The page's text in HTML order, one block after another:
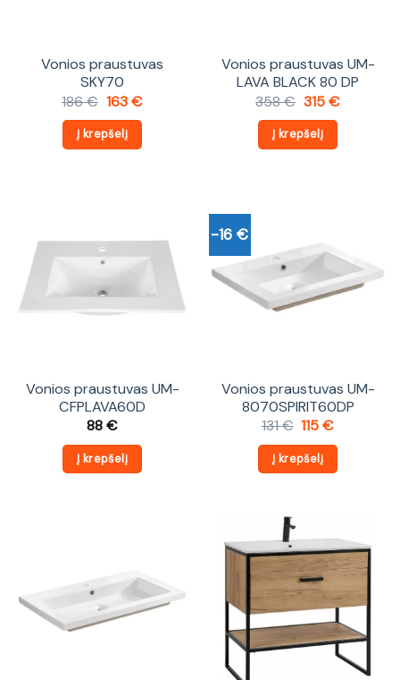
Vonios praustuvas
SKY70
186€ Original
was:
186 €.
163€Current
is:
163 €.
Į krepšelį
Vonios praustuvas UM-
LAVA BLACK 80 DP
358€ Original
was:
358 €.
315€Current
Į krepšelį
Vonios praustuvas UM-
CFPLAVA60D
88€
Į krepšelį
-16 €
Vonios praustuvas UM-
8070SPIRIT60DP
131€ Original
was:
131 €.
115€Current
is:
115 €.
Į krepšelį